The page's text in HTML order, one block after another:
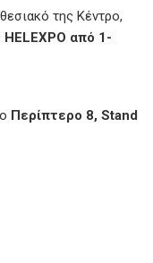
της Κέντρο,
HELEXPO από 1-
Περίπτερο 8, Stand